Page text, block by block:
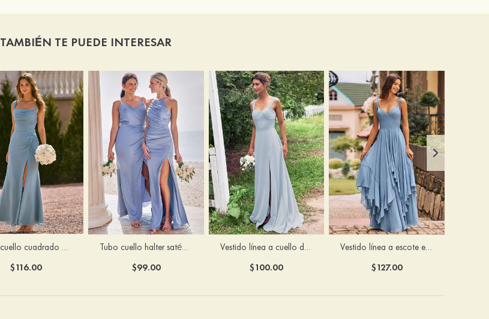
TAMBIÉN TE PUEDE INTERESAR
Tubo cuello cuadrado gasa hasta el suelo vestido de dama de honor
$116.00
Tubo cuello halter satén elástico hasta el suelo vestido de dama de honor
$99.00
Vestido línea a cuello de corazón gasa hasta el suelo vestido de dama de honor
$100.00
Vestido línea a escote en v gasa hasta el suelo vestido de dama de honor
$127.00